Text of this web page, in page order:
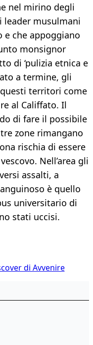
nel mirino degli
leader musulmani
e che appoggiano
monsignor
di ‘pulizia etnica e
a termine, gli
territori come
al Califfato. Il
di fare il possibile
zone rimangano
rischia di essere
Nell’area gli
assalti, a
è quello
universitario di
stati uccisi.
di Avvenire